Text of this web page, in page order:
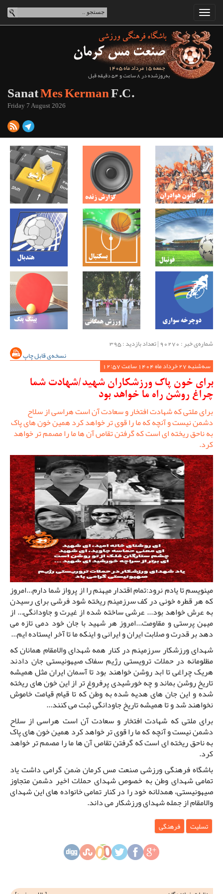
جمعه 15 مرداد ماه 1405
به‌روزشده در 8 ساعت و 54 دقیقه قبل
SanatMes KermanF.C.
Friday 7 August 2026
شماره‌ی خبر : ‌90270 | تعداد بازدید : 395
نسخه‌ی قابل چاپ
سه‌شنبه 27 خرداد ماه 1404 ساعت 12:57
برای خون پاک ورزشکاران شهید/شهادت شما
چراغ روشن راه ما خواهد بود
برای ملتی که شهادت افتخار و سعادت آن است هراسی از سلاح
دشمن نیست و آنچه که ما را قوی تر خواهد کرد همین خون های پاک
به ناحق ریخته ای است که گرفتن تقاص آن ها ما را مصمم تر خواهد
کرد.
مینویسم تا یادم نرود:تمام اقتدار میهنم را از پرواز شما دارم...امروز
که هر قطره خونی در کف سرزمینم ریخته شود فرشی برای رسیدن
به عرش خواهد بود... عرشی ساخته شده از غیرت و جاودانگی... از
میهن پرستی و مقاومت...امروز هر شهید با جان خود دمی تازه می
دهد بر قدرت و صلابت ایران و ایرانی و اینکه ما تا آخر ایستاده ایم...
شهدای ورزشکار سرزمینم در کنار همه شهدای والامقام همانان که
مظلومانه در حملات ترویستی رژیم سفاک صیهونیستی جان دادند
هریک چراغی تا ابد روشن خواهند بود تا آسمان ایران مثل همیشه
تاریخ روشن بماند و چه خورشیدی پرفروغ تر از این خون های ریخته
شده و این جان های هدیه شده به وطن که تا قیام قیامت خاموش
نخواهند شد و تا همیشه تاریخ جاودانگی ثبت می کنند...
برای ملتی که شهادت افتخار و سعادت آن است هراسی از سلاح
دشمن نیست و آنچه که ما را قوی تر خواهد کرد همین خون های پاک
به ناحق ریخته ای است که گرفتن تقاص آن ها ما را مصمم تر خواهد
کرد.
باشگاه فرهنگی ورزشی صنعت مس کرمان ضمن گرامی داشت یاد
تمامی شهدای وطن به خصوص شهدای حملات اخیر دشمن متجاوز
صیهونیستی، همدلانه خود را در کنار تمامی خانواده های این شهدای
والامقام از جمله شهدای ورزشکار می داند.
تسلیت فرهنگی